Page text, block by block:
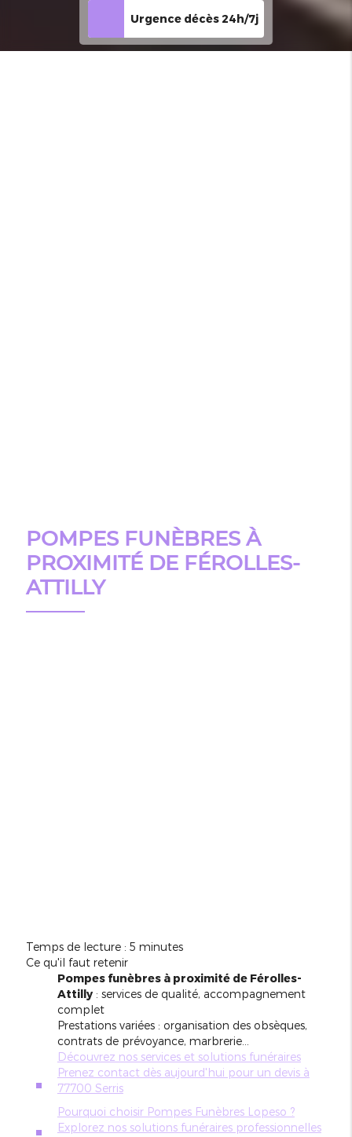
Urgence décès 24h/7j
POMPES FUNÈBRES À
PROXIMITÉ DE FÉROLLES-
ATTILLY
Temps de lecture : 5 minutes
Ce qu'il faut retenir
Pompes funèbres à proximité de Férolles-
Attilly: services de qualité, accompagnement
complet
Prestations variées : organisation des obsèques,
contrats de prévoyance, marbrerie...
Découvrez nos services et solutions funéraires
Prenez contact dès aujourd'hui pour un devis à
77700 Serris
Pourquoi choisir Pompes Funèbres Lopeso ?
Explorez nos solutions funéraires professionnelles